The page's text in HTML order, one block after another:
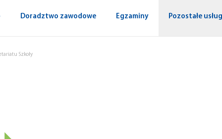
Doradztwo zawodowe Egzaminy Pozostałe
Szkoły